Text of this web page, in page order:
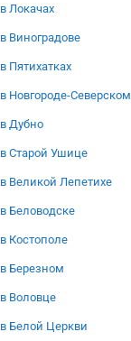
Локачах
Виноградове
Пятихатках
Новгороде-Северском
Дубно
Старой Ушице
Великой Лепетихе
Беловодске
Костополе
Березном
Воловце
Белой Церкви